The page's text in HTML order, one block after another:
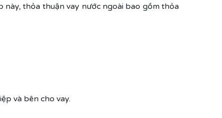
này, thỏa thuận vay nước ngoài bao gồm thỏa
và bên cho vay.